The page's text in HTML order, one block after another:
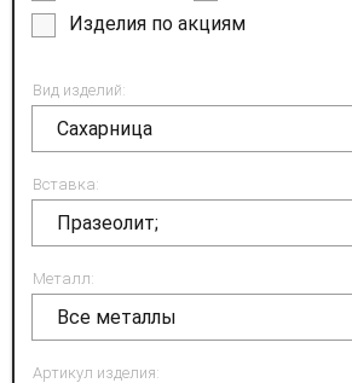
Изделия по акциям
Вид изделий:
Сахарница
Вставка:
Празеолит;
Металл:
Все металлы
Артикул изделия: